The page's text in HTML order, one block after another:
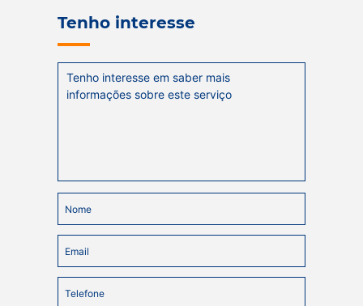
Tenho interesse